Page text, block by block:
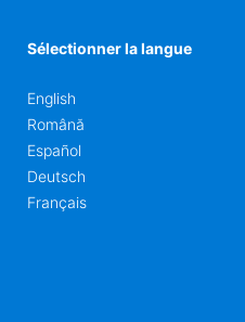
Sélectionner la langue
English
Română
Español
Deutsch
Français